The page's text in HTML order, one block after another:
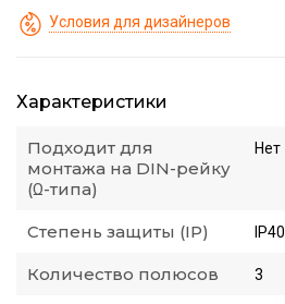
Условия для дизайнеров
Характеристики
Подходит для
монтажа на DIN-рейку
(Ω-типа)
Нет
Степень защиты (IP) IP40
Количество полюсов 3